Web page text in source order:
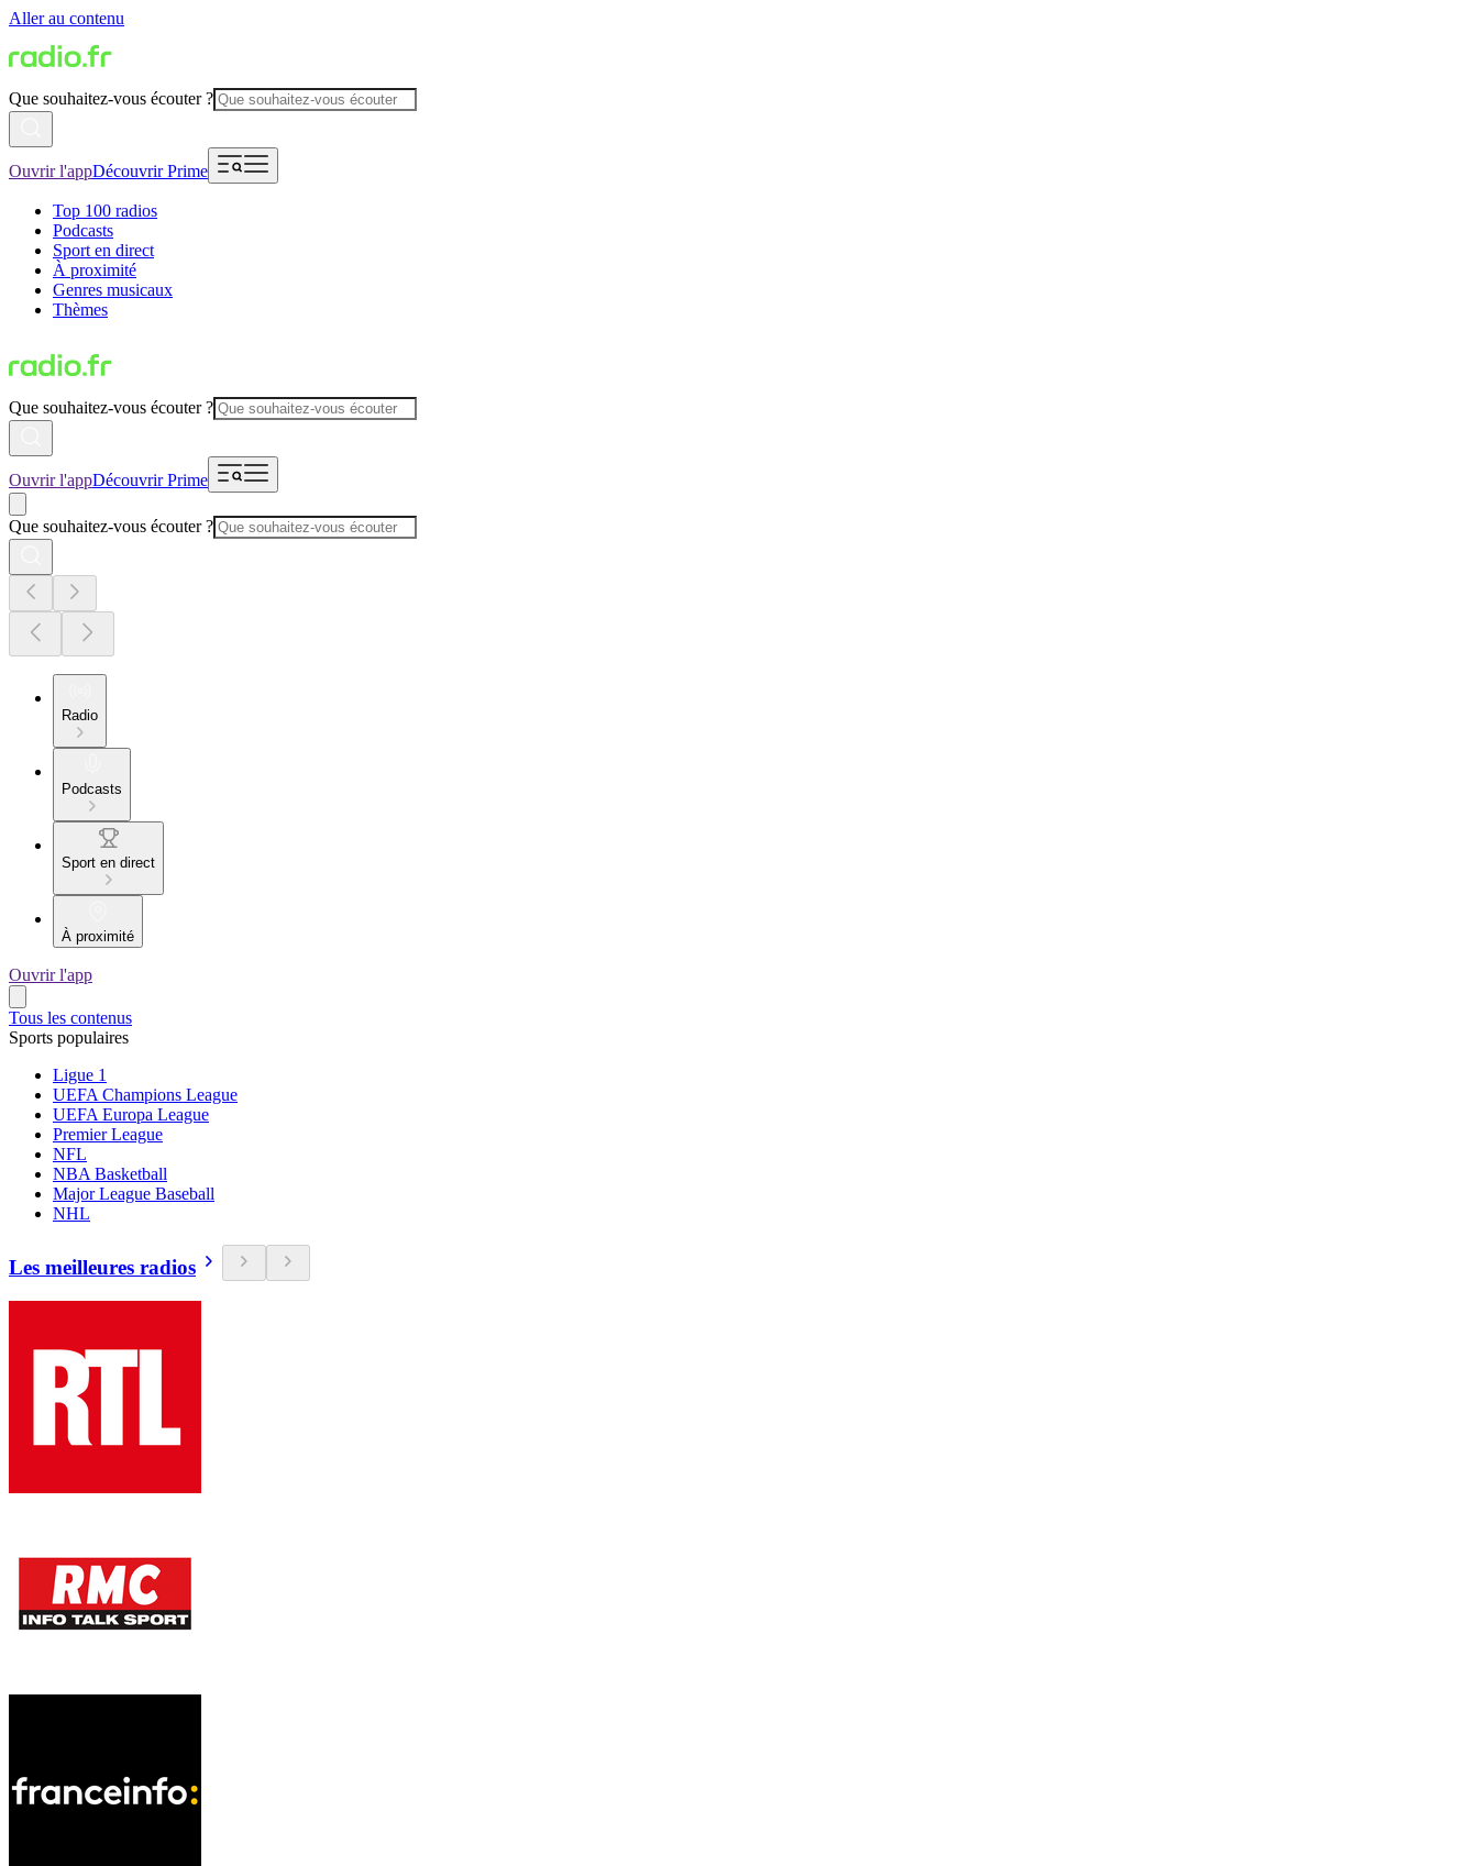
Aller au contenu
Que souhaitez-vous écouter ?
Ouvrir l'appDécouvrir Prime
Top 100 radios
Podcasts
Sport en direct
À proximité
Genres musicaux
Thèmes
Que souhaitez-vous écouter ?
Ouvrir l'appDécouvrir Prime
Que souhaitez-vous écouter ?
Radio
Podcasts
Sport en direct
À proximité
Ouvrir l'app
Tous les contenus
Sports populaires
Ligue 1
UEFA Champions League
UEFA Europa League
Premier League
NFL
NBA Basketball
Major League Baseball
NHL
Les meilleures radios